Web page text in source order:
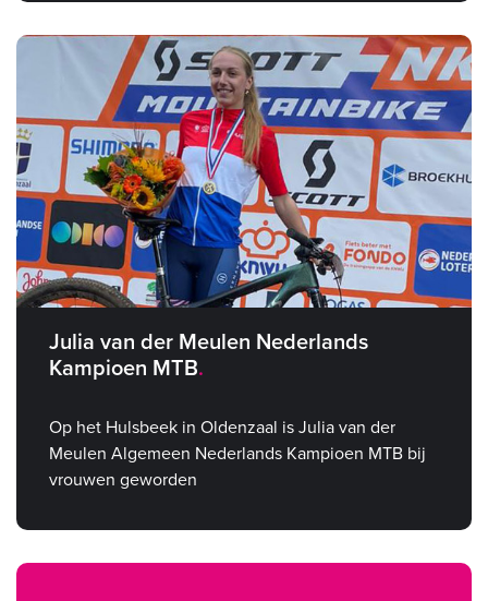
Julia van der Meulen Nederlands
Kampioen MTB
Op het Hulsbeek in Oldenzaal is Julia van der
Meulen Algemeen Nederlands Kampioen MTB bij
vrouwen geworden